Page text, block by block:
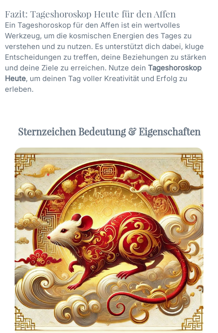
Fazit: Tageshoroskop Heute für den Affen
Ein Tageshoroskop für den Affen ist ein wertvolles
Werkzeug, um die kosmischen Energien des Tages zu
verstehen und zu nutzen. Es unterstützt dich dabei, kluge
Entscheidungen zu treffen, deine Beziehungen zu stärken
und deine Ziele zu erreichen. Nutze dein Tageshoroskop
Heute, um deinen Tag voller Kreativität und Erfolg zu
erleben.
Sternzeichen Bedeutung & Eigenschaften